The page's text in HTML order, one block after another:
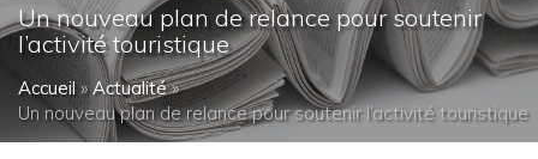
Un nouveau plan de relance pour soutenir
l’activité touristique
Accueil »Actualité»
Un nouveau plan de relance pour soutenir l’activité touristique